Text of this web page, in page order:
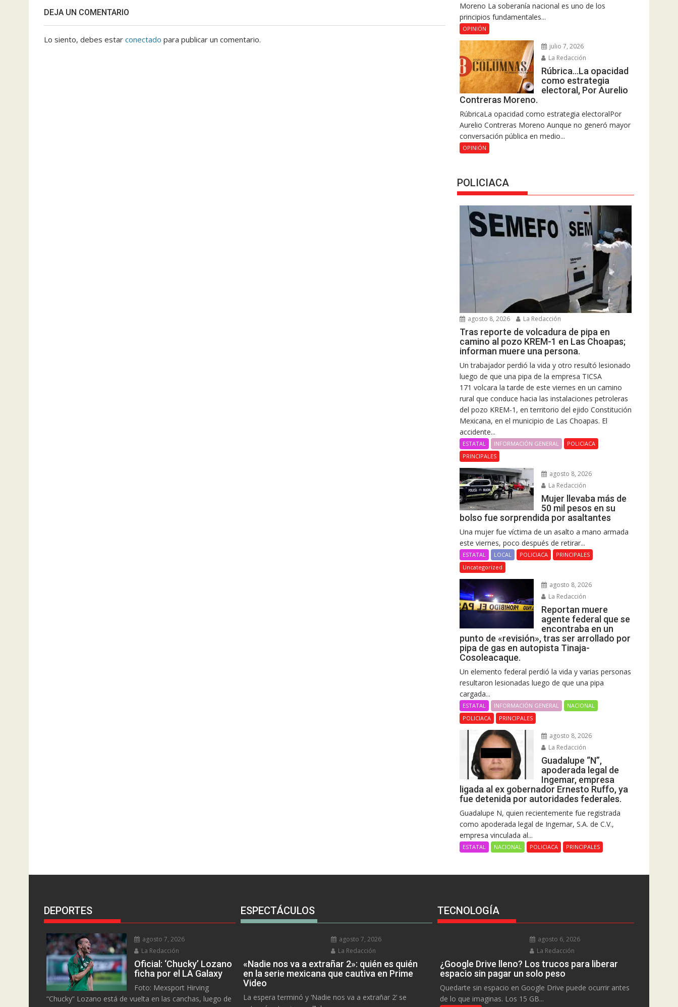
DEJA UN COMENTARIO
Lo siento, debes estar conectado para publicar un comentario.
Moreno La soberanía nacional es uno de los
principios fundamentales...
OPINIÓN
julio 7, 2026
La Redacción
Rúbrica…La opacidad
como estrategia
electoral, Por Aurelio
Contreras Moreno.
RúbricaLa opacidad como estrategia electoralPor
Aurelio Contreras Moreno Aunque no generó mayor
conversación pública en medio...
OPINIÓN
POLICIACA
agosto 8, 2026 La Redacción
Tras reporte de volcadura de pipa en
camino al pozo KREM-1 en Las Choapas;
informan muere una persona.
Un trabajador perdió la vida y otro resultó lesionado
luego de que una pipa de la empresa TICSA
171 volcara la tarde de este viernes en un camino
rural que conduce hacia las instalaciones petroleras
del pozo KREM-1, en territorio del ejido Constitución
Mexicana, en el municipio de Las Choapas. El
accidente...
ESTATAL INFORMACIÓN GENERAL
POLICIACA
PRINCIPALES
agosto 8, 2026
La Redacción
Mujer llevaba más de
50 mil pesos en su
bolso fue sorprendida por asaltantes
Una mujer fue víctima de un asalto a mano armada
este viernes, poco después de retirar...
ESTATAL LOCAL POLICIACA
PRINCIPALES
Uncategorized
agosto 8, 2026
La Redacción
Reportan muere
agente federal que se
encontraba en un
punto de «revisión», tras ser arrollado por
pipa de gas en autopista Tinaja-
Cosoleacaque.
Un elemento federal perdió la vida y varias personas
resultaron lesionadas luego de que una pipa
cargada...
ESTATAL INFORMACIÓN GENERAL
NACIONAL
POLICIACA
PRINCIPALES
agosto 8, 2026
La Redacción
Guadalupe “N”,
apoderada legal de
Ingemar, empresa
ligada al ex gobernador Ernesto Ruffo, ya
fue detenida por autoridades federales.
Guadalupe N, quien recientemente fue registrada
como apoderada legal de Ingemar, S.A. de C.V.,
empresa vinculada al...
ESTATAL NACIONAL POLICIACA PRINCIPALES
DEPORTES
agosto 7, 2026
La Redacción
Oficial: ‘Chucky’ Lozano
ficha por el LA Galaxy
Foto: Mexsport Hirving
“Chucky” Lozano está de vuelta en las canchas, luego de
ESPECTÁCULOS
agosto 7, 2026
La Redacción
«Nadie nos va a extrañar 2»: quién es quién
en la serie mexicana que cautiva en Prime
Video
La espera terminó y ‘Nadie nos va a extrañar 2’ se
TECNOLOGÍA
agosto 6, 2026
La Redacción
¿Google Drive lleno? Los trucos para liberar
espacio sin pagar un solo peso
Quedarte sin espacio en Google Drive puede ocurrir antes
de lo que imaginas. Los 15 GB...